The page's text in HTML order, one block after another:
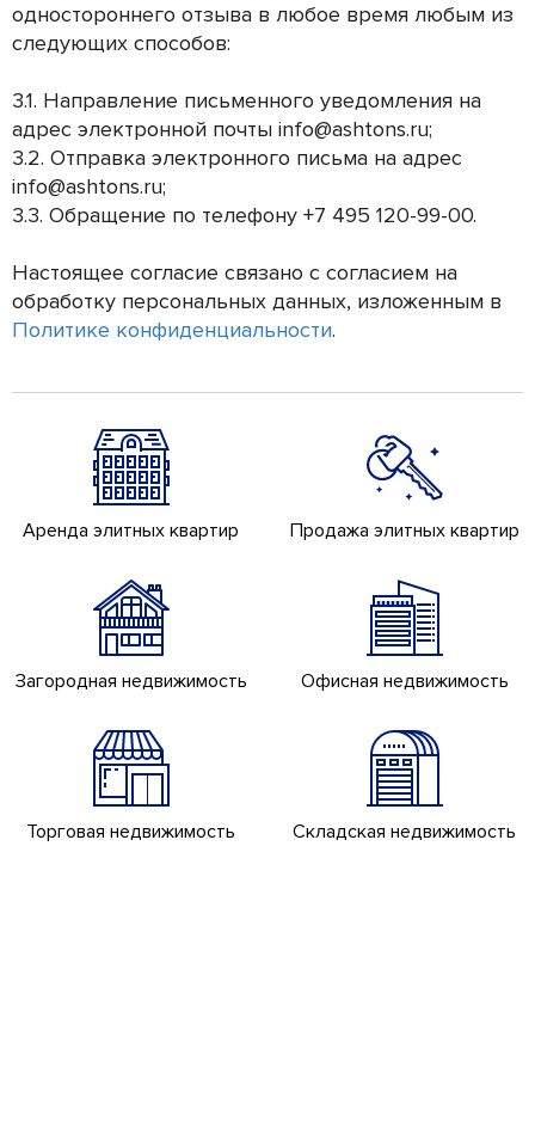
одностороннего отзыва в любое время любым из
следующих способов:
3.1. Направление письменного уведомления на
адрес электронной почты info@ashtons.ru;
3.2. Отправка электронного письма на адрес
info@ashtons.ru;
3.3. Обращение по телефону +7 495 120-99-00.
Настоящее согласие связано с согласием на
обработку персональных данных, изложенным в
Политике конфиденциальности.
Аренда элитных квартир Продажа элитных квартир
Загородная недвижимость Офисная недвижимость
Торговая недвижимость Складская недвижимость